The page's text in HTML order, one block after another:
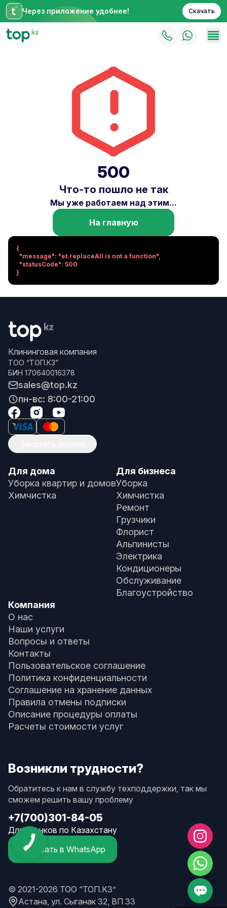
Через приложение удобнее! Скачать
500
Что-то пошло не так
Мы уже работаем над этим...
На главную
{
}
Клининговая компания
ТОО “ТОП.КЗ”
БИН 170640016378
sales@top.kz
пн-вс: 8:00-21:00
Для дома
Уборка квартир и домов
Химчистка
Для бизнеса
Уборка
Химчистка
Ремонт
Грузчики
Флорист
Альпинисты
Электрика
Кондиционеры
Обслуживание
Благоустройство
Компания
О нас
Наши услуги
Вопросы и ответы
Контакты
Пользовательское соглашение
Политика конфиденциальности
Соглашение на хранение данных
Правила отмены подписки
Описание процедуры оплаты
Расчеты стоимости услуг
Возникли трудности?
Обратитесь к нам в службу техподдержки, так мы
сможем решить вашу проблему
+7(700)301-84-05
Для звонков по Казахстану
Написать в WhatsApp
© 2021-2026 ТОО “ТОП.КЗ”
Астана, ул. Сыганак 32, ВП 33